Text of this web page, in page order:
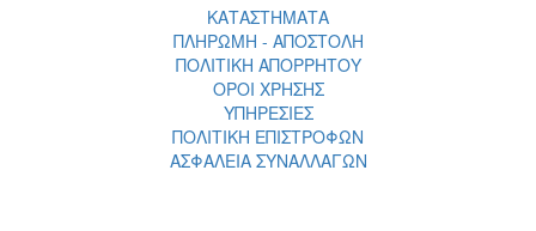
ΚΑΤΑΣΤΗΜΑΤΑ
ΠΛΗΡΩΜΗ - ΑΠΟΣΤΟΛΗ
ΠΟΛΙΤΙΚΗ ΑΠΟΡΡΗΤΟΥ
ΟΡΟΙ ΧΡΗΣΗΣ
ΥΠΗΡΕΣΙΕΣ
ΠΟΛΙΤΙΚΗ ΕΠΙΣΤΡΟΦΩΝ
ΑΣΦΑΛΕΙΑ ΣΥΝΑΛΛΑΓΩΝ